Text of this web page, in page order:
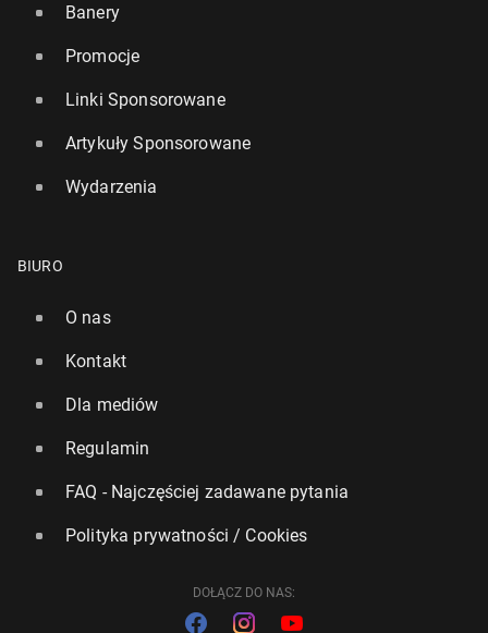
Banery
Promocje
Linki Sponsorowane
Artykuły Sponsorowane
Wydarzenia
BIURO
O nas
Kontakt
Dla mediów
Regulamin
FAQ - Najczęściej zadawane pytania
Polityka prywatności / Cookies
DOŁĄCZ DO NAS: